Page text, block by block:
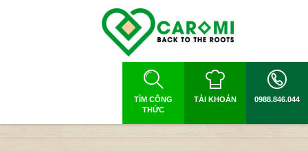
TÌM CÔNG
THỨC
TÀI KHOẢN 0988.846.044